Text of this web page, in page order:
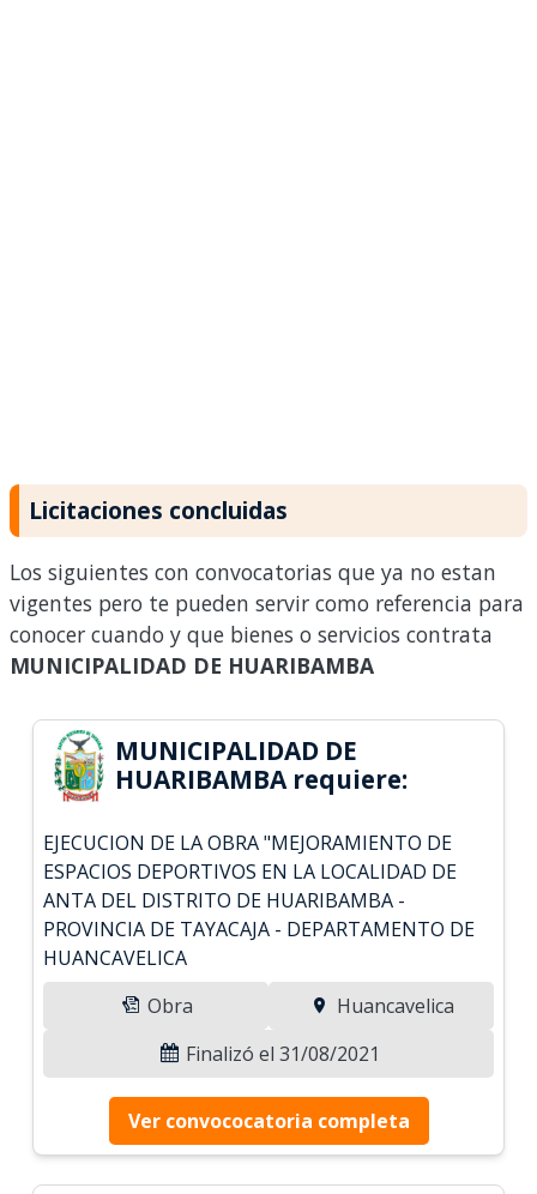
Licitaciones concluidas
Los siguientes con convocatorias que ya no estan
vigentes pero te pueden servir como referencia para
conocer cuando y que bienes o servicios contrata
MUNICIPALIDAD DE HUARIBAMBA
MUNICIPALIDAD DE
HUARIBAMBA requiere:
EJECUCION DE LA OBRA "MEJORAMIENTO DE
ESPACIOS DEPORTIVOS EN LA LOCALIDAD DE
ANTA DEL DISTRITO DE HUARIBAMBA -
PROVINCIA DE TAYACAJA - DEPARTAMENTO DE
HUANCAVELICA
Obra
Huancavelica
Finalizó el 31/08/2021
Ver convococatoria completa